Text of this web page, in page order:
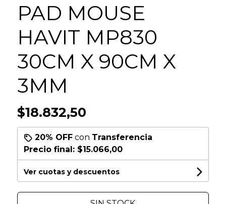
PAD MOUSE
HAVIT MP830
30CM X 90CM X
3MM
$18.832,50
20% OFFcon Transferencia
Precio final: $15.066,00
Ver cuotas y descuentos